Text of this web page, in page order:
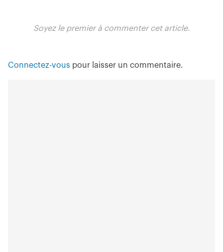
Soyez le premier à commenter cet article.
Connectez-vous pour laisser un commentaire.